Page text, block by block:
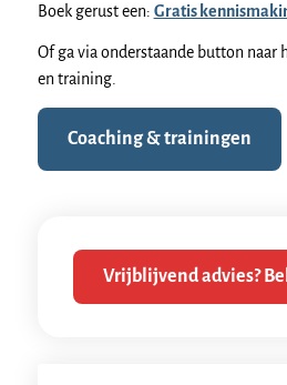
Boek gerust een: Gratis
Of ga via onderstaande button naar
en training.
Coaching & trainingen
Vrijblijvend advies?